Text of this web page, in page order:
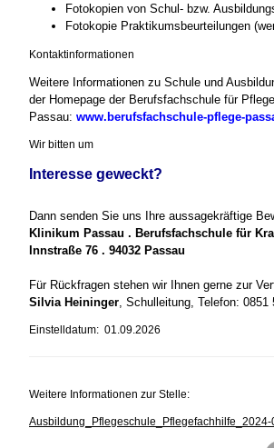
Fotokopien von Schul- bzw.
Fotokopie Praktikumsbeurteilungen
Kontaktinformationen
Weitere Informationen zu Schule und
der Homepage der Berufsfachschule für
Passau: www.berufsfachschule-pflege-
Wir bitten um
Interesse geweckt?
Dann senden Sie uns Ihre aussagekräftige
Klinikum Passau . Berufsfachschule für
Innstraße 76 . 94032 Passau
Für Rückfragen stehen wir Ihnen gerne zur
Silvia Heininger , Schulleitung, Telefon: 0851
Einstelldatum: 01.09.2026
Weitere Informationen zur Stelle:
Ausbildung_Pflegeschule_Pflegefachhilfe_2024-